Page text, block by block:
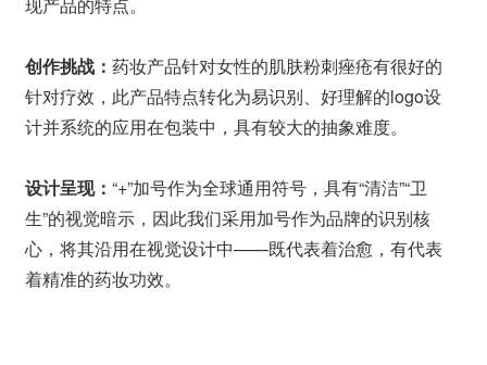
创作挑战： 药妆产品针对女性的肌肤粉刺痤疮有很好的
针对疗效，此产品特点转化为易识别、好理解的logo设
计并系统的应用在包装中，具有较大的抽象难度。
设计呈现： “+”加号作为全球通用符号，具有“清洁”“卫
生”的视觉暗示，因此我们采用加号作为品牌的识别核
心，将其沿用在视觉设计中——既代表着治愈，有代表
着精准的药妆功效。